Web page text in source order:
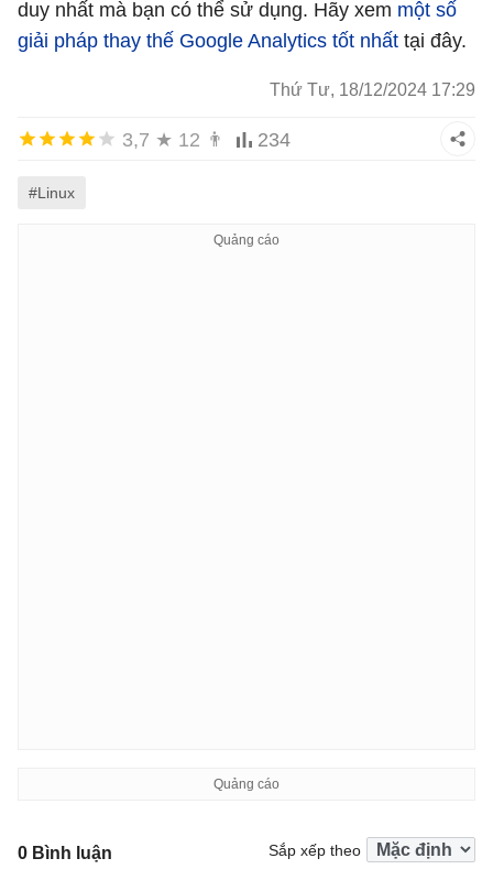
duy nhất mà bạn có thể sử dụng. Hãy xem một số
giải pháp thay thế Google Analytics tốt nhất tại đây.
Thứ Tư, 18/12/2024 17:29
3,7 ★ 12 👨 234
#Linux
0 Bình luận Sắp xếp theo